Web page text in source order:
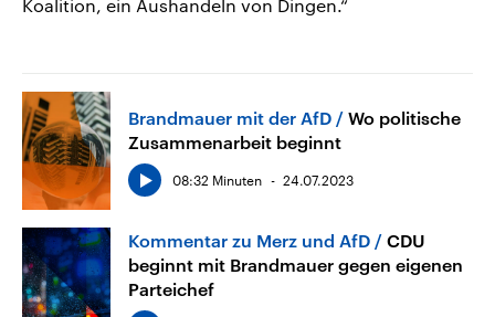
Koalition, ein Aushandeln von Dingen.“
Brandmauer mit der AfD
Wo politische
Zusammenarbeit beginnt
08:32 Minuten 24.07.2023
Kommentar zu Merz und AfD
CDU
beginnt mit Brandmauer gegen eigenen
Parteichef